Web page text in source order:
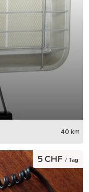
40 km
5 CHF / Tag